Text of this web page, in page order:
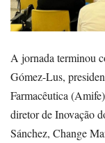
A jornada terminou
Gómez-Lus,
Farmacêutica
diretor de Inovação
Sánchez, Change